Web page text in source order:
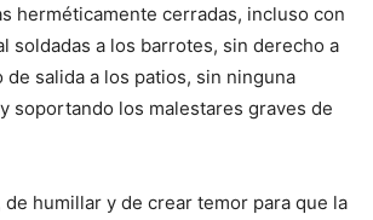
herméticamente cerradas, incluso con
soldadas a los barrotes, sin derecho a
de salida a los patios, sin ninguna
soportando los malestares graves de
de humillar y de crear temor para que la